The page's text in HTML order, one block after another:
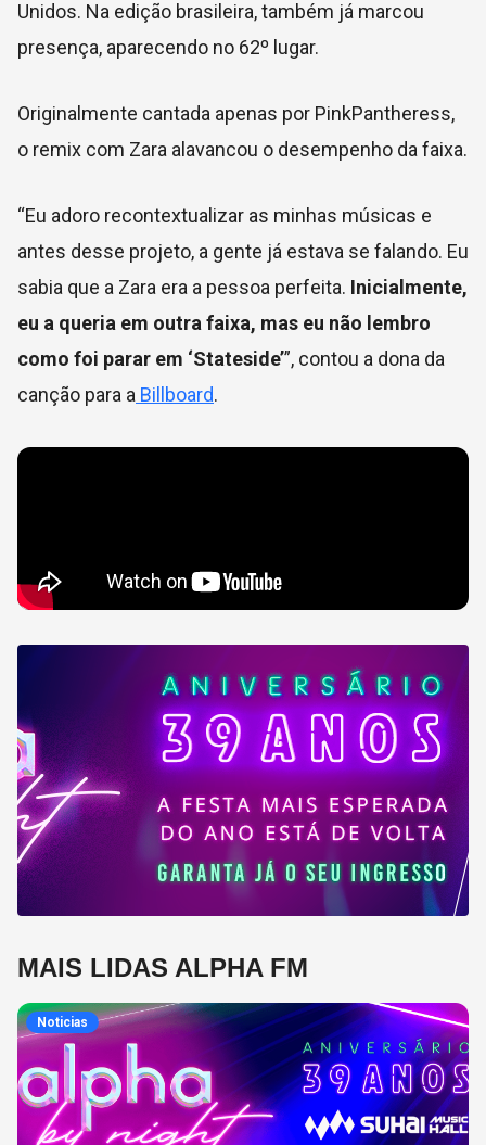
Unidos. Na edição brasileira, também já marcou
presença, aparecendo no 62º lugar.
Originalmente cantada apenas por PinkPantheress,
o remix com Zara alavancou o desempenho da faixa.
“Eu adoro recontextualizar as minhas músicas e
antes desse projeto, a gente já estava se falando. Eu
sabia que a Zara era a pessoa perfeita. Inicialmente,
eu a queria em outra faixa, mas eu não lembro
como foi parar em ‘Stateside’”, contou a dona da
canção para a Billboard.
MAIS LIDAS ALPHA FM
Noticias